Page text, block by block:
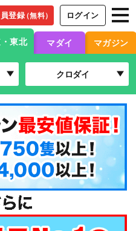
登録（無料） ログイン
東北 マダイ マガジン
クロダイ